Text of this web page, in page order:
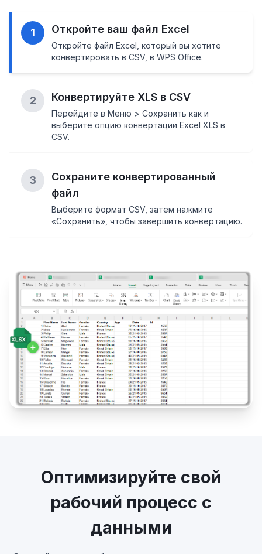
1 Откройте ваш файл Excel
Откройте файл Excel, который вы хотите
конвертировать в CSV, в WPS Office.
2 Конвертируйте XLS в CSV
Перейдите в Меню > Сохранить как и
выберите опцию конвертации Excel XLS в
CSV.
3
Сохраните конвертированный
файл
Выберите формат CSV, затем нажмите
«Сохранить», чтобы завершить конвертацию.
Оптимизируйте свой
рабочий процесс с
данными